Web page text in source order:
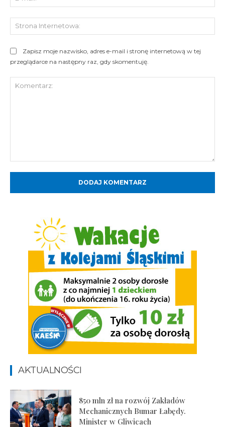
Zapisz moje nazwisko, adres e-mail i stronę internetową w tej
przeglądarce na następny raz, gdy skomentuję.
AKTUALNOŚCI
850 mln zł na rozwój Zakładów
Mechanicznych Bumar Łabędy.
Minister w Gliwicach